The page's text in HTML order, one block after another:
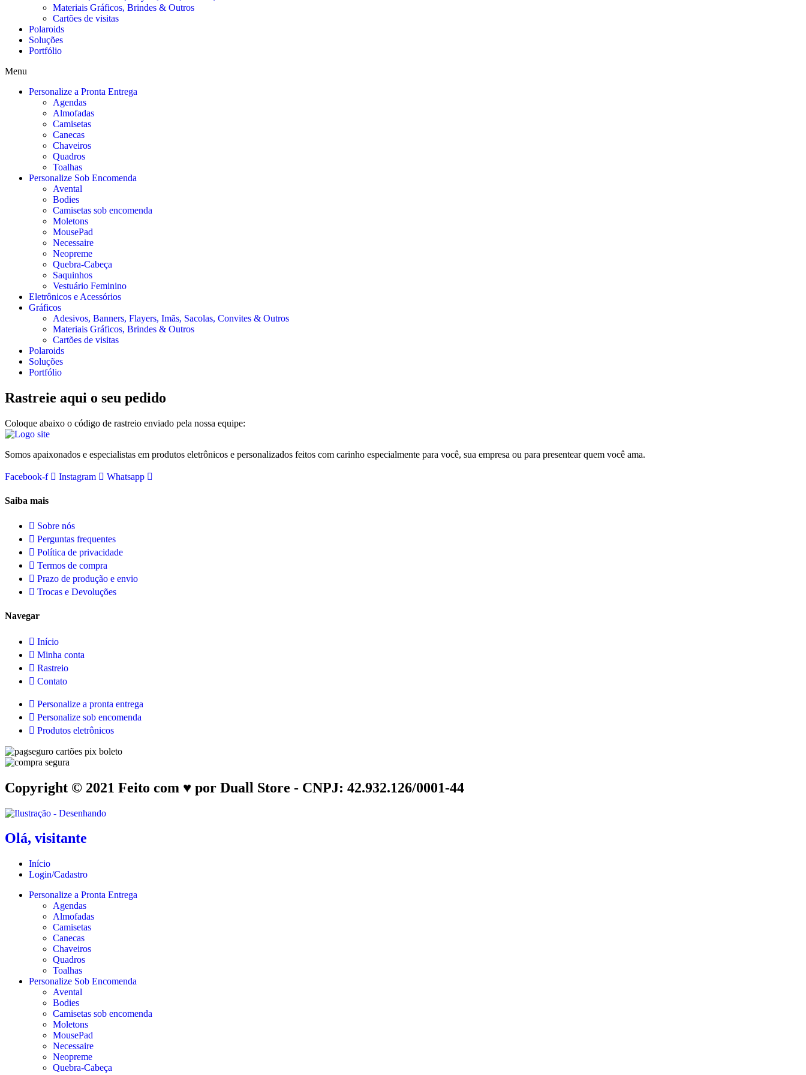
Materiais Gráficos, Brindes & Outros
Cartões de visitas
Polaroids
Soluções
Portfólio
Menu
Personalize a Pronta Entrega
Agendas
Almofadas
Camisetas
Canecas
Chaveiros
Quadros
Toalhas
Personalize Sob Encomenda
Avental
Bodies
Camisetas sob encomenda
Moletons
MousePad
Necessaire
Neopreme
Quebra-Cabeça
Saquinhos
Vestuário Feminino
Eletrônicos e Acessórios
Gráficos
Adesivos, Banners, Flayers, Imãs, Sacolas, Convites & Outros
Materiais Gráficos, Brindes & Outros
Cartões de visitas
Polaroids
Soluções
Portfólio
Rastreie aqui o seu pedido
Coloque abaixo o código de rastreio enviado pela nossa equipe:
Somos apaixonados e especialistas em produtos eletrônicos e personalizados feitos com carinho especialmente para você, sua empresa ou para presentear quem você ama.
Facebook-f Instagram Whatsapp
Saiba mais
Sobre nós
Perguntas frequentes
Política de privacidade
Termos de compra
Prazo de produção e envio
Trocas e Devoluções
Navegar
Início
Minha conta
Rastreio
Contato
Personalize a pronta entrega
Personalize sob encomenda
Produtos eletrônicos
Copyright © 2021 Feito com ♥ por Duall Store - CNPJ: 42.932.126/0001-44
Olá, visitante
Início
Login/Cadastro
Personalize a Pronta Entrega
Agendas
Almofadas
Camisetas
Canecas
Chaveiros
Quadros
Toalhas
Personalize Sob Encomenda
Avental
Bodies
Camisetas sob encomenda
Moletons
MousePad
Necessaire
Neopreme
Quebra-Cabeça